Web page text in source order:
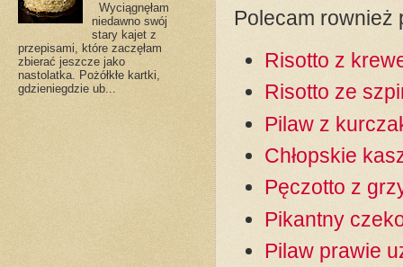
Polecam rownież
Risotto z
Risotto ze
Pilaw z
Chłopskie
Pęczotto z
Pikantny
Pilaw prawie
Wyciągnęłam
niedawno swój
stary kajet z
przepisami, które zaczęłam
zbierać jeszcze jako
nastolatka. Pożółkłe kartki,
gdzieniegdzie ub...